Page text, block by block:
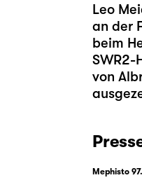
Leo
an der
beim
SWR2-
von
Mephisto